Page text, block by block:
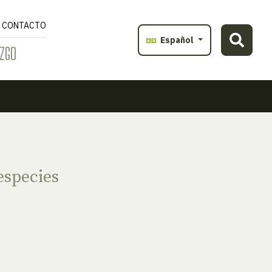
CONTACTO
Español